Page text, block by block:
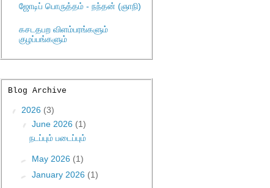
ஜோடிப் பொருத்தம் - நந்தன் (ஞாநி)
கசடதபற விளம்பரங்களும்
குழப்பங்களும்
Blog Archive
▼ 2026 (3)
▼ June 2026 (1)
நடப்பும் படைப்பும்
► May 2026 (1)
► January 2026 (1)